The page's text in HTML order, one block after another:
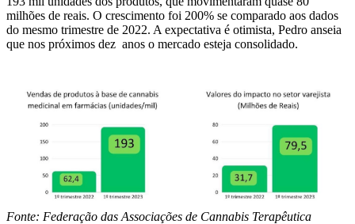
milhões de reais. O crescimento foi 200% se comparado aos dados
do mesmo trimestre de 2022. A expectativa é otimista, Pedro anseia
que nos próximos dez anos o mercado esteja consolidado.
Fonte: Federação das Associações de Cannabis Terapêutica